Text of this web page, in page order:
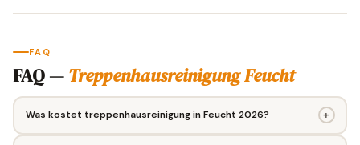
FAQ
FAQ —Treppenhausreinigung Feucht
Was kostet treppenhausreinigung in Feucht 2026? +